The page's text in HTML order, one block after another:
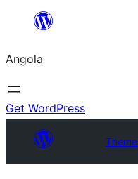
Saltar
o
conteúdo
Angola
Get WordPress